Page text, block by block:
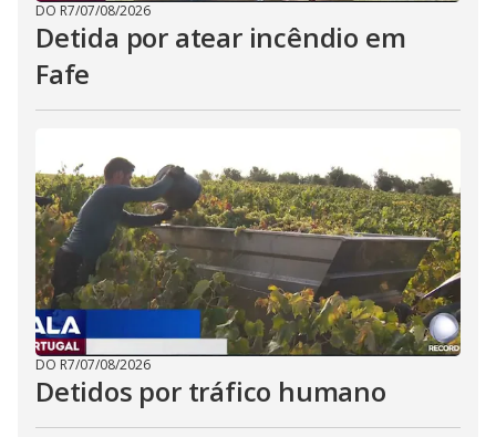
DO R7/07/08/2026
Detida por atear incêndio em
Fafe
DO R7/07/08/2026
Detidos por tráfico humano